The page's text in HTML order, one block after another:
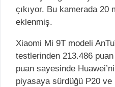
çıkıyor. Bu kamerada 20
eklenmiş.
Xiaomi Mi 9T modeli
testlerinden 213.486
puan sayesinde
piyasaya sürdüğü P20 ve